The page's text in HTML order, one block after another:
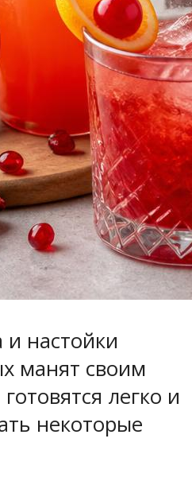
настойки
манят своим
легко и
некоторые